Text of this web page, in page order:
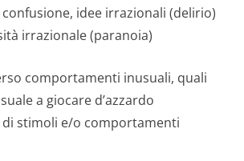
idee irrazionali (delirio)
irrazionale (paranoia)
comportamenti inusuali, quali
a giocare d’azzardo
stimoli e/o comportamenti